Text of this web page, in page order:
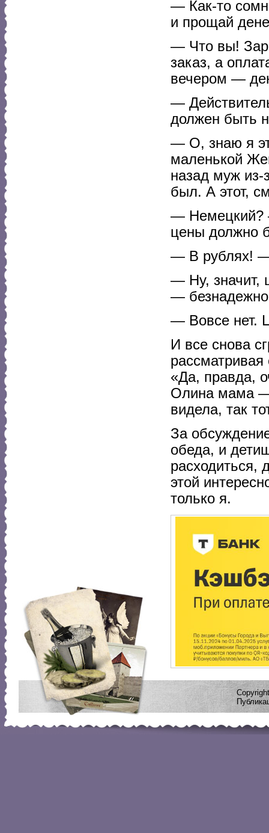
— Как-то
и прощай
— Что вы!
заказ, а
вечером —
—
должен быть
— О, знаю я
маленькой
назад муж из-
был. А этот,
— Немецкий?
цены должно
— В рублях! —
— Ну, значит,
— безнадежно
— Вовсе нет.
И все снова
рассматривая
«Да, правда,
Олина мама —
видела, так
За
обеда, и
расходиться,
этой
только я.